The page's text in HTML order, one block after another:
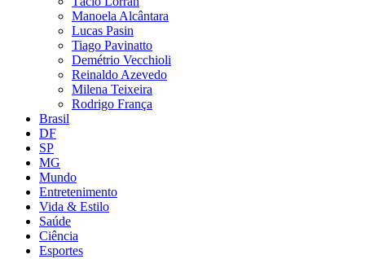
Manoela Alcântara
Lucas Pasin
Tiago Pavinatto
Demétrio Vecchioli
Reinaldo Azevedo
Milena Teixeira
Rodrigo França
Brasil
DF
SP
MG
Mundo
Entretenimento
Vida & Estilo
Saúde
Ciência
Esportes